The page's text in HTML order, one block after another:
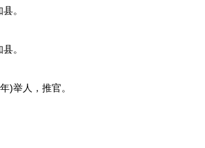
。
。
举人，推官。